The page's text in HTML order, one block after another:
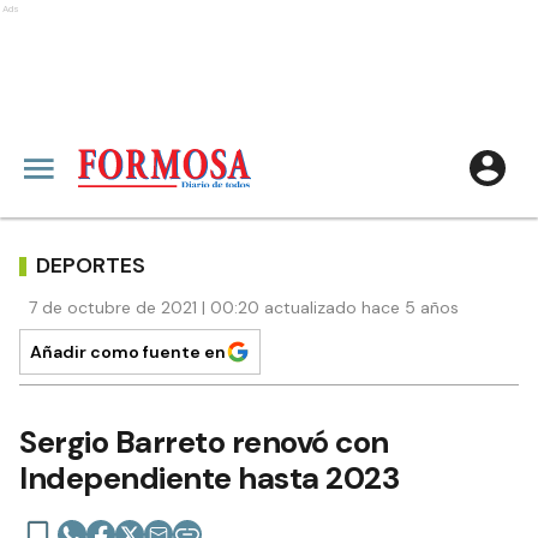
Ads
DEPORTES
7 de octubre de 2021 | 00:20 actualizado hace 5 años
Añadir como fuente en
Sergio Barreto renovó con
Independiente hasta 2023